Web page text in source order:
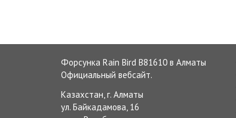
Форсунка Rain Bird B81610 в Алматы
Официальный вебсайт.
Казахстан, г. Алматы
ул. Байкадамова, 16